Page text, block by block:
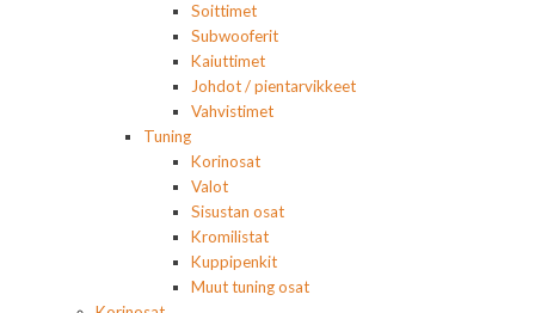
Soittimet
Subwooferit
Kaiuttimet
Johdot / pientarvikkeet
Vahvistimet
Tuning
Korinosat
Valot
Sisustan osat
Kromilistat
Kuppipenkit
Muut tuning osat